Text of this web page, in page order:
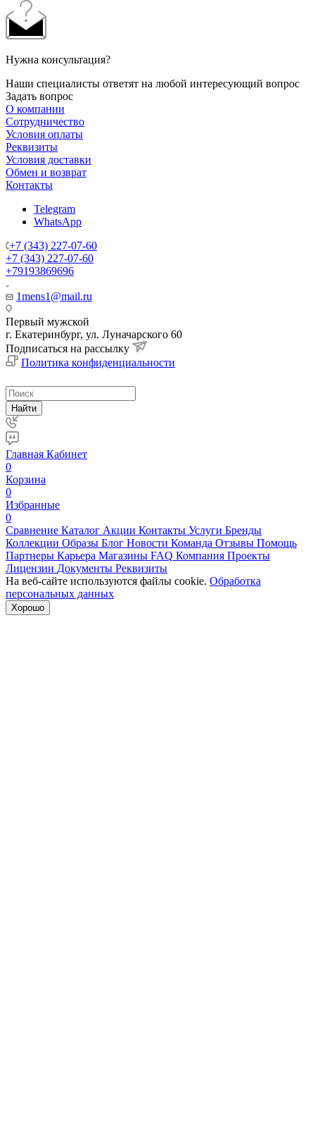
Нужна консультация?
Наши специалисты ответят на любой интересующий вопрос
Задать вопрос
О компании
Сотрудничество
Условия оплаты
Реквизиты
Условия доставки
Обмен и возврат
Контакты
Telegram
WhatsApp
+7 (343) 227-07-60
+7 (343) 227-07-60
+79193869696
1mens1@mail.ru
Первый мужской
г. Екатеринбург, ул. Луначарского 60
Подписаться на рассылку
Политика конфиденциальности
Найти
Главная Кабинет
0
Корзина
0
Избранные
0
Сравнение Каталог Акции Контакты Услуги Бренды
Коллекции Образы Блог Новости Команда Отзывы Помощь
Партнеры Карьера Магазины FAQ Компания Проекты
Лицензии Документы Реквизиты
На веб-сайте используются файлы cookie. Обработка
персональных данных
Хорошо